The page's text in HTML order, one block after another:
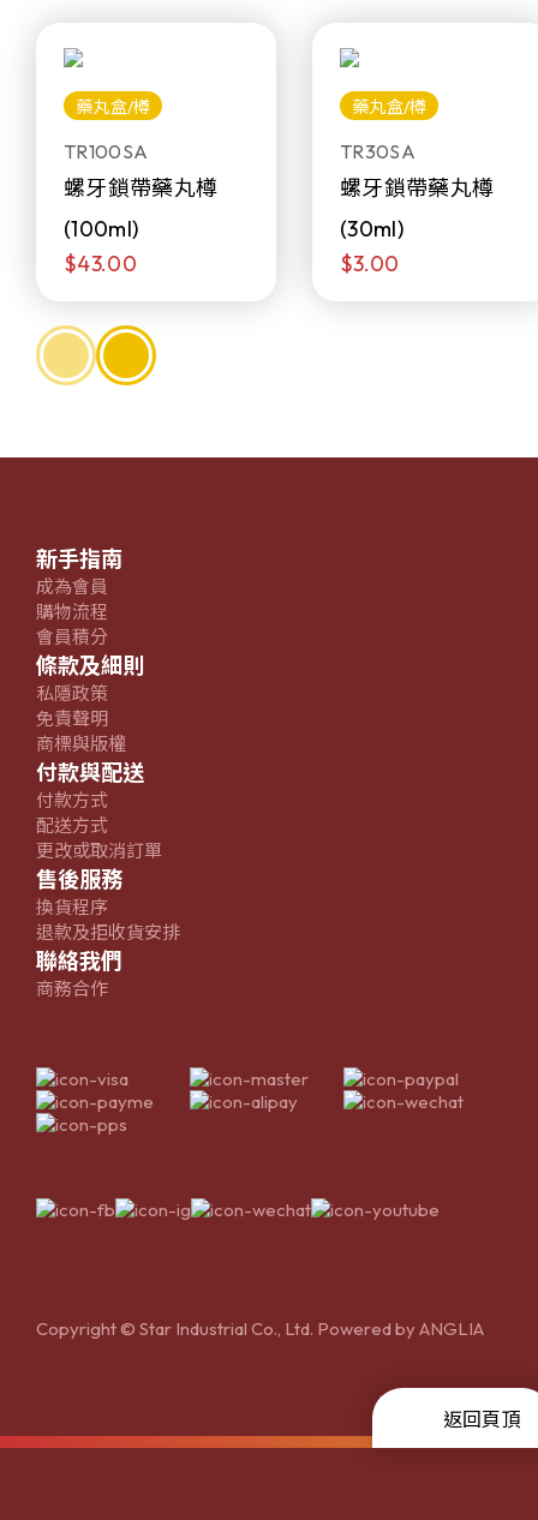
藥丸盒/樽
TR100SA
螺牙鎖帶藥丸樽
(100ml)
$43.00
藥丸盒/樽
TR30SA
螺牙鎖帶藥丸樽
(30ml)
$3.00
新手指南
成為會員
購物流程
會員積分
條款及細則
私隱政策
免責聲明
商標與版權
付款與配送
付款方式
配送方式
更改或取消訂單
售後服務
換貨程序
退款及拒收貨安排
聯絡我們
商務合作
Copyright © Star Industrial Co., Ltd. Powered byANGLIA
返回頁頂